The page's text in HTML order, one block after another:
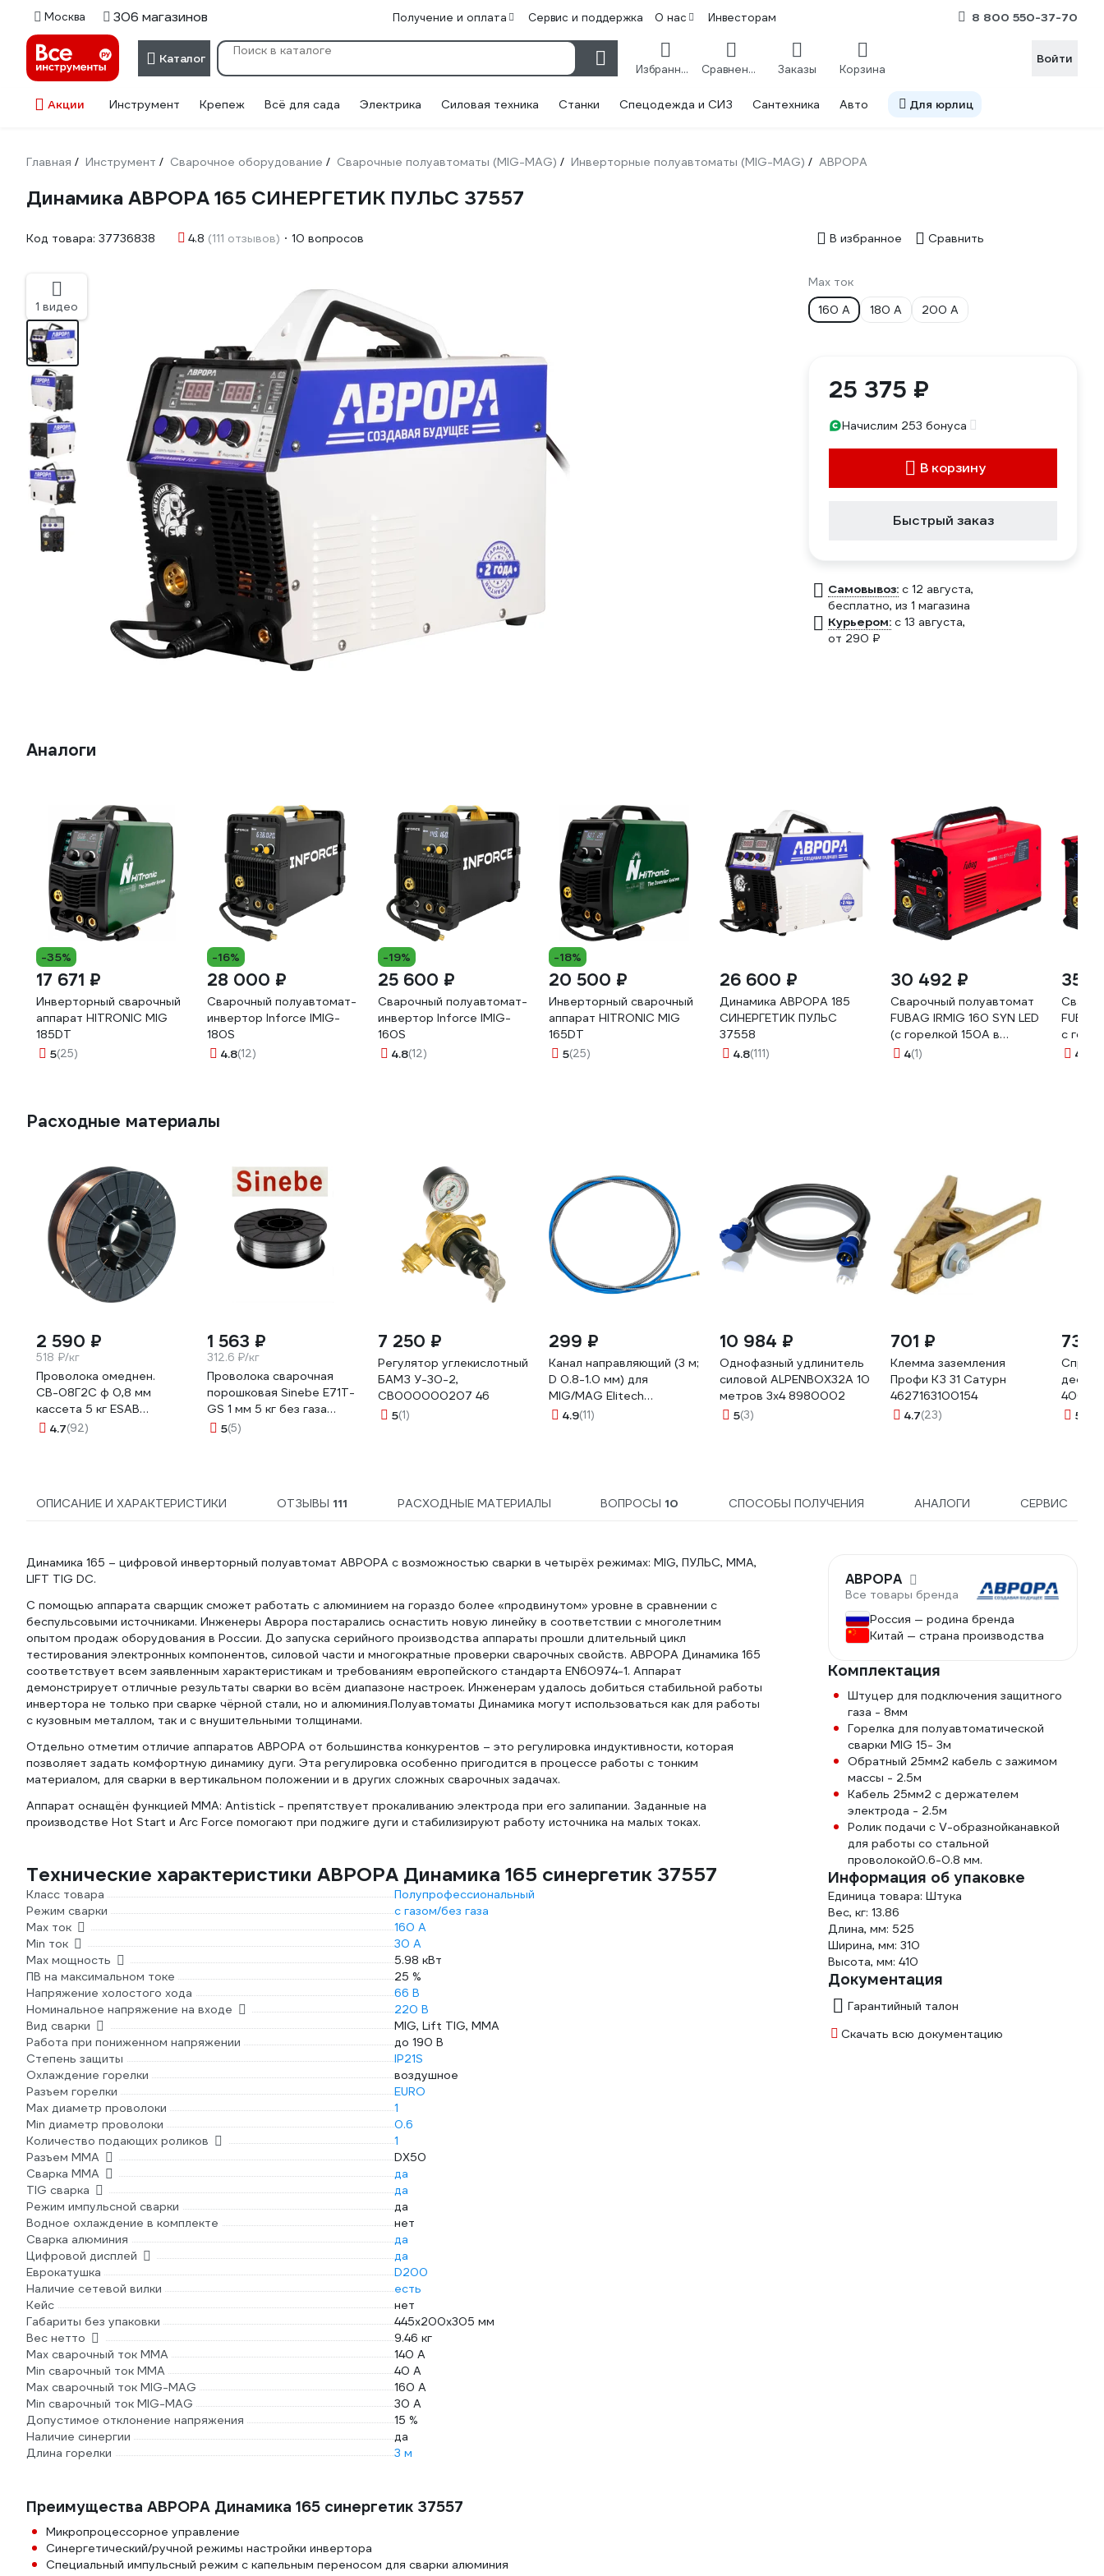
Москва 306 магазинов Получение и оплата Сервис и поддержка О нас Инвесторам 8 800 550-37-70
Каталог
Избранное Сравнение Заказы Корзина
Войти
Акции Инструмент Крепеж Всё для сада Электрика Силовая техника Станки Спецодежда и СИЗ Сантехника Авто Для юрлиц
Главная / Инструмент / Сварочное оборудование / Сварочные полуавтоматы (MIG-MAG) / Инверторные полуавтоматы (MIG-MAG) / АВРОРА
Динамика АВРОРА 165 СИНЕРГЕТИК ПУЛЬС 37557
Код товара: 37736838 4.8 (111 отзывов) 10 вопросов В избранное Сравнить
1 видео
Max ток
160 А
180 А 200 А
25 375 ₽
Начислим 253 бонуса
В корзину
Быстрый заказ
Самовывоз: c 12 августа,
бесплатно, из 1 магазина
Курьером: c 13 августа,
от 290 ₽
Аналоги
-35%
17 671 ₽
Инверторный сварочный
аппарат HITRONIC MIG
185DT
5(25)
-16%
28 000 ₽
Сварочный полуавтомат-
инвертор Inforce IMIG-
180S
4.8(12)
-19%
25 600 ₽
Сварочный полуавтомат-
инвертор Inforce IMIG-
160S
4.8(12)
-18%
20 500 ₽
Инверторный сварочный
аппарат HITRONIC MIG
165DT
5(25)
26 600 ₽
Динамика АВРОРА 185
СИНЕРГЕТИК ПУЛЬС
37558
4.8(111)
30 492 ₽
Сварочный полуавтомат
FUBAG IRMIG 160 SYN LED
(с горелкой 150А в
комплекте) 646402
4(1)
35
FUBAG
с
4.8
Расходные материалы
2 590 ₽
518 ₽/кг
Проволока омеднен.
СВ-08Г2С ф 0,8 мм
кассета 5 кг ESAB
232308460P
4.7(92)
1 563 ₽
312.6 ₽/кг
Проволока сварочная
порошковая Sinebe E71T-
GS 1 мм 5 кг без газа
E71T-GS/1/5кг E71T-
5(5)
7 250 ₽
Регулятор углекислотный
БАМЗ У-30-2,
СВ000000207 46
5(1)
299 ₽
Канал направляющий (3 м;
D 0.8-1.0 мм) для
MIG/MAG Elitech
0606.005301
4.9(11)
10 984 ₽
Однофазный удлинитель
силовой ALPENBOX32A 10
метров 3х4 8980002
5(3)
701 ₽
Клемма заземления
Профи КЗ 31 Сатурн
4627163100154
4.7(23)
735
Спрей
400 мл
5
ОПИСАНИЕ И ХАРАКТЕРИСТИКИ ОТЗЫВЫ 111 РАСХОДНЫЕ МАТЕРИАЛЫ ВОПРОСЫ 10 СПОСОБЫ ПОЛУЧЕНИЯ АНАЛОГИ СЕРВИС
Динамика 165 – цифровой инверторный полуавтомат АВРОРА с возможностью сварки в четырёх режимах: MIG, ПУЛЬС, MMA,
LIFT TIG DC.
С помощью аппарата сварщик сможет работать с алюминием на гораздо более «продвинутом» уровне в сравнении с
беспульсовыми источниками. Инженеры Аврора постарались оснастить новую линейку в соответствии с многолетним
опытом продаж оборудования в России. До запуска серийного производства аппараты прошли длительный цикл
тестирования электронных компонентов, силовой части и многократные проверки сварочных свойств. АВРОРА Динамика 165
соответствует всем заявленным характеристикам и требованиям европейского стандарта EN60974-1. Аппарат
демонстрирует отличные результаты сварки во всём диапазоне настроек. Инженерам удалось добиться стабильной работы
инвертора не только при сварке чёрной стали, но и алюминия.Полуавтоматы Динамика могут использоваться как для работы
с кузовным металлом, так и с внушительными толщинами.
Отдельно отметим отличие аппаратов АВРОРА от большинства конкурентов – это регулировка индуктивности, которая
позволяет задать комфортную динамику дуги. Эта регулировка особенно пригодится в процессе работы с тонким
материалом, для сварки в вертикальном положении и в других сложных сварочных задачах.
Аппарат оснащён функцией MMA: Antistick - препятствует прокаливанию электрода при его залипании. Заданные на
производстве Hot Start и Arc Force помогают при поджиге дуги и стабилизируют работу источника на малых токах.
Технические характеристики АВРОРА Динамика 165 синергетик 37557
Класс товара
Полупрофессиональный
Режим сварки
с газом/без газа
Max ток
160 А
Min ток
30 А
Max мощность
5.98 кВт
ПВ на максимальном токе
25 %
Напряжение холостого хода
66 В
Номинальное напряжение на входе
220 В
Вид сварки
MIG, Lift TIG, MMA
Работа при пониженном напряжении
до 190 В
Степень защиты
IP21S
Охлаждение горелки
воздушное
Разъем горелки
EURO
Max диаметр проволоки
1
Min диаметр проволоки
0.6
Количество подающих роликов
1
Разъем ММА
DX50
Сварка ММА
да
TIG сварка
да
Режим импульсной сварки
да
Водное охлаждение в комплекте
нет
Сварка алюминия
да
Цифровой дисплей
да
Еврокатушка
D200
Наличие сетевой вилки
есть
Кейс
нет
Габариты без упаковки
445х200х305 мм
Вес нетто
9.46 кг
Max сварочный ток ММА
140 А
Min сварочный ток ММА
40 А
Max сварочный ток MIG-MAG
160 А
Min сварочный ток MIG-MAG
30 А
Допустимое отклонение напряжения
15 %
Наличие синергии
да
Длина горелки
3 м
Преимущества АВРОРА Динамика 165 синергетик 37557
Микропроцессорное управление
Синергетический/ручной режимы настройки инвертора
Специальный импульсный режим с капельным переносом для сварки алюминия
АВРОРА
Все товары бренда
Россия — родина бренда
Китай — страна производства
Комплектация
Штуцер для подключения защитного
газа - 8мм
Горелка для полуавтоматической
сварки MIG 15- 3м
Обратный 25мм2 кабель с зажимом
массы - 2.5м
Кабель 25мм2 с держателем
электрода - 2.5м
Ролик подачи с V-образнойканавкой
для работы со стальной
проволокой0.6-0.8 мм.
Информация об упаковке
Единица товара: Штука
Вес, кг: 13.86
Длина, мм: 525
Ширина, мм: 310
Высота, мм: 410
Документация
Гарантийный талон
Скачать всю документацию